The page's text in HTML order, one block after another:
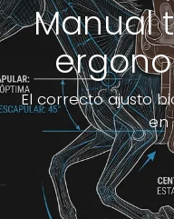
Manual
El correcto ajusto
en